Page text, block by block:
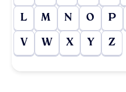
L M N O P
V W X Y Z